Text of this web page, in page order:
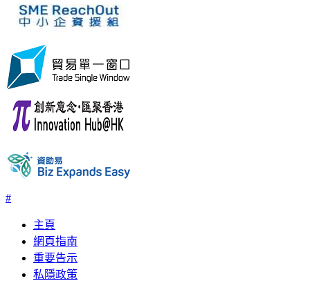
#
主頁
網頁指南
重要告示
私隱政策